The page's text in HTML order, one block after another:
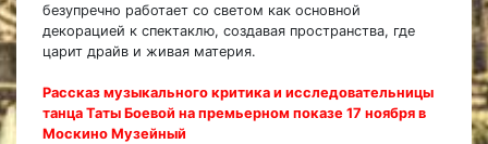
безупречно работает со светом как основной
декорацией к спектаклю, создавая пространства, где
царит драйв и живая материя.
Рассказ музыкального критика и исследовательницы
танца Таты Боевой на премьерном показе 17 ноября в
Москино Музейный